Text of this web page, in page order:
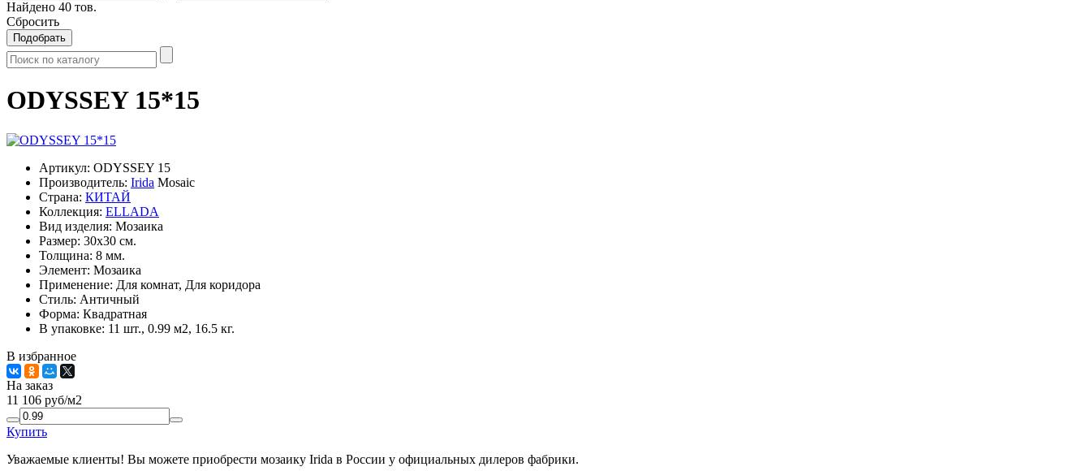
Найдено 40 тов.
Сбросить
Подобрать
ODYSSEY 15*15
Артикул: ODYSSEY 15
Производитель: Irida Mosaic
Страна: КИТАЙ
Коллекция: ELLADA
Вид изделия: Мозаика
Размер: 30x30 см.
Толщина: 8 мм.
Элемент: Мозаика
Применение: Для комнат, Для коридора
Стиль: Античный
Форма: Квадратная
В упаковке: 11 шт., 0.99 м2, 16.5 кг.
В избранное
На заказ
11 106 руб/м2
Купить
Уважаемые клиенты! Вы можете приобрести мозаику Irida в России у официальных дилеров фабрики.